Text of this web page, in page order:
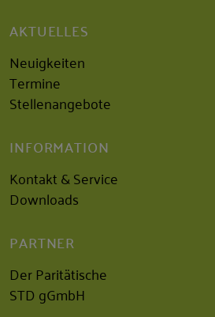
AKTUELLES
Neuigkeiten
Termine
Stellenangebote
INFORMATION
Kontakt & Service
Downloads
PARTNER
Der Paritätische
STD gGmbH